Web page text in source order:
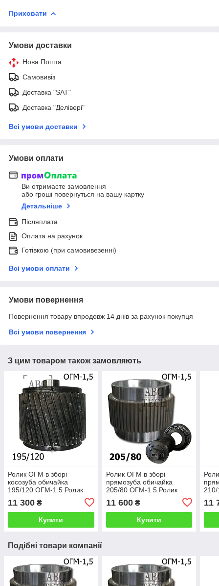
Приховати
Умови доставки
Нова Пошта
Самовивіз
Доставка "SAT"
Доставка "Делівері"
Всі умови доставки
Умови оплати
Ви отримаєте замовлення
або гроші повернуться на вашу картку
Детальніше
Післяплата
Оплата на рахунок
Готівкою (при самовивезенні)
Всі умови оплати
Умови повернення
Повернення товару впродовж 14 днів за рахунок покупця
Всі умови повернення
З цим товаром також замовляють
Ролик ОГМ в зборі
косозуба обичайка
195/120 ОГМ-1.5 Ролик
1,5 Широкий ролик з
косим зубом
11 300 ₴
Купити
Ролик ОГМ в зборі
прямозуба обичайка
205/80 ОГМ-1.5 Ролик
1,5 Вузький ролик з
прямим зубом
11 600₴
Купити
1,5
11
Подібні товари компанії